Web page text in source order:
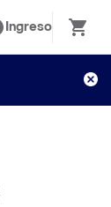
Ingreso